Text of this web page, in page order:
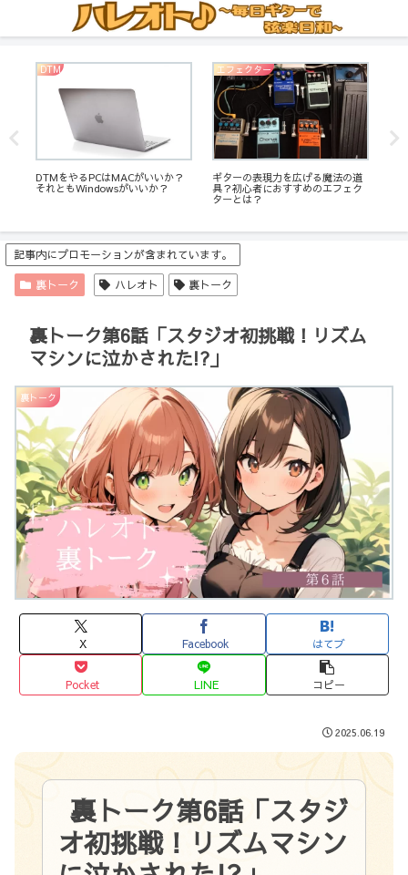
DTM
DTMをやるPCはMACがいいか？
それともWindowsがいいか？
エフェクター
ギターの表現力を広げる魔法の道
具？初心者におすすめのエフェク
ターとは？
記事内にプロモーションが含まれています。
裏トーク ハレオト 裏トーク
裏トーク第6話「スタジオ初挑戦！リズム
マシンに泣かされた!?」
裏トーク
X Facebook はてブ
Pocket LINE コピー
2025.06.19
裏トーク第6話「スタジ
オ初挑戦！リズムマシン